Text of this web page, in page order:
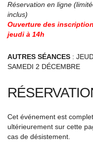
Réservation en ligne
inclus)
Ouverture des
jeudi à 14h
AUTRES SÉANCES :
SAMEDI 2 DÉCEMBRE
Cet événement est
ultérieurement sur cette
cas de désistement.